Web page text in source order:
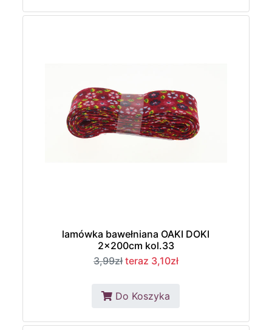
lamówka bawełniana OAKI DOKI
2x200cm kol.33
3,99zł teraz 3,10zł
Do Koszyka